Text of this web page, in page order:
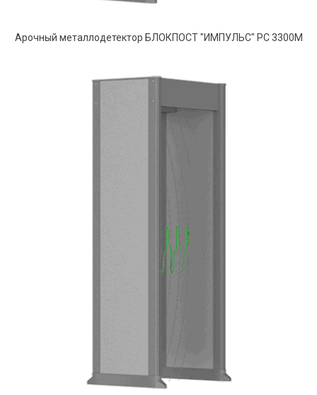
Арочный металлодетектор БЛОКПОСТ "ИМПУЛЬС" РС 3300М